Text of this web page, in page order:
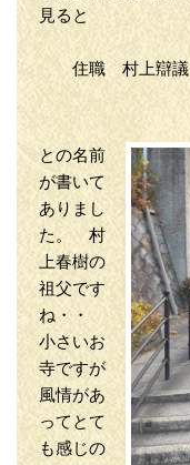
見ると
住職 村上辯議
との名前
が書いて
ありまし
た。 村
上春樹の
祖父です
ね・・
小さいお
寺ですが
風情があ
ってとて
も感じの